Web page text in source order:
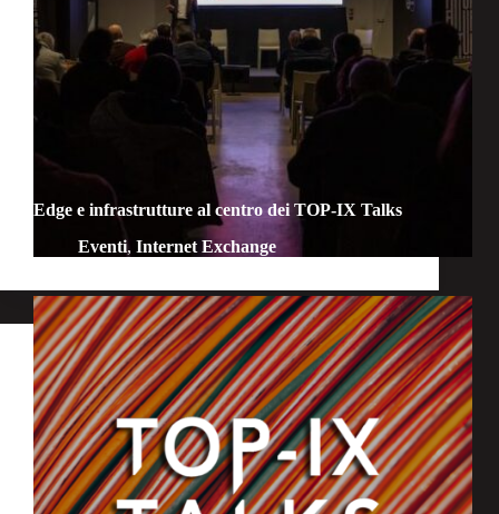
Edge e infrastrutture al centro dei TOP-IX Talks
Eventi, Internet Exchange